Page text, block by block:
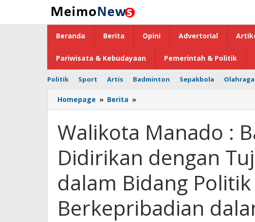
konten
Beranda Berita Opini Advertorial
Pariwisata & Kebudayaan Pemerintah & Politik
Politik Sport Artis Badminton Sepakbola
Homepage » Berita »
Manado
Bangsa
Indonesia
Didirikan
dengan
Berdaulat
dalam
Bidang
Politik
Walikota Manado :
Didirikan dengan
dalam Bidang
Berkepribadian